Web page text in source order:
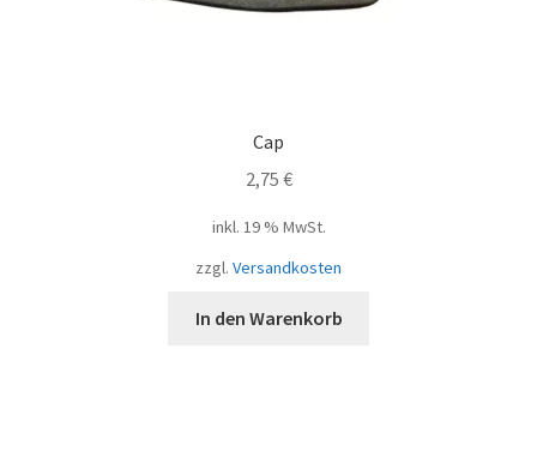
Cap
2,75 €
inkl. 19 % MwSt.
zzgl. Versandkosten
In den Warenkorb